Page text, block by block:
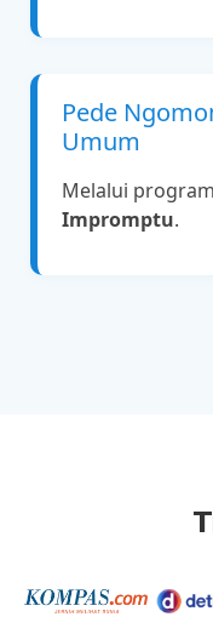
Pede
Umum
Melalui program
Impromptu.